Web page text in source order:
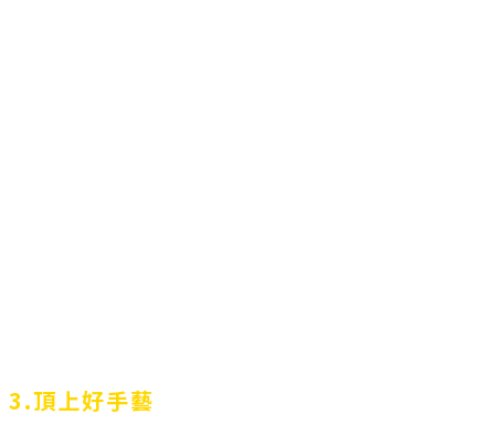
3.頂上好手藝